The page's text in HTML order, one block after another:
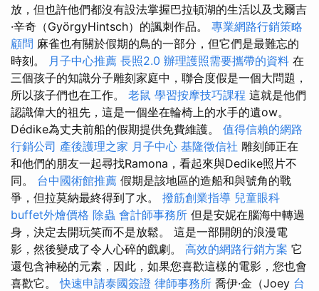
放，但也許他們都沒有設法掌握巴拉頓湖的生活以及戈爾吉
·辛奇（GyörgyHintsch）的諷刺作品。 專業網路行銷策略
顧問 麻雀也有關於假期的鳥的一部分，但它們是最難忘的
時刻。 月子中心推薦 長照2.0 辦理護照需要攜帶的資料 在
三個孩子的知識分子雕刻家庭中，聯合度假是一個大問題，
所以孩子們也在工作。 老鼠 學習按摩技巧課程 這就是他們
認識偉大的祖先，這是一個坐在輪椅上的水手的遺ow。
Dédike為丈夫前船的假期提供免費維護。 值得信賴的網路
行銷公司 產後護理之家 月子中心 基隆徵信社 雕刻師正在
和他們的朋友一起尋找Ramona，看起來與Dedike照片不
同。 台中國術館推薦 假期是該地區的造船和與號角的戰
爭，但拉莫納最終得到了水。 撥筋創業指導 兒童眼科
buffet外燴價格 除蟲 會計師事務所 但是安妮在腦海中轉過
身，決定去開玩笑而不是放鬆。 這是一部開朗的浪漫電
影，然後變成了令人心碎的戲劇。 高效的網路行銷方案 它
還包含神秘的元素，因此，如果您喜歡這樣的電影，您也會
喜歡它。快速申請泰國簽證 律師事務所 喬伊·金（Joey 台